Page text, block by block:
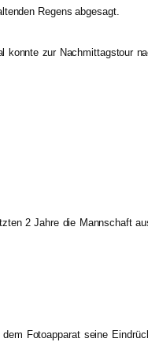
Regens abgesagt.
konnte zur Nachmittagstour
2 Jahre die Mannschaft
Fotoapparat seine